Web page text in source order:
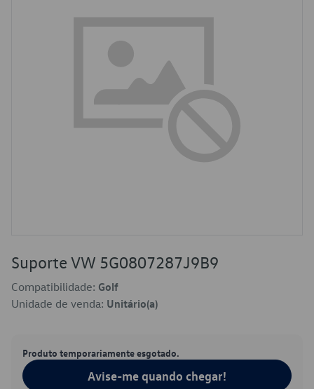
Suporte VW 5G0807287J9B9
Compatibilidade: Golf
Unidade de venda: Unitário(a)
Produto temporariamente esgotado.
Avise-me quando chegar!